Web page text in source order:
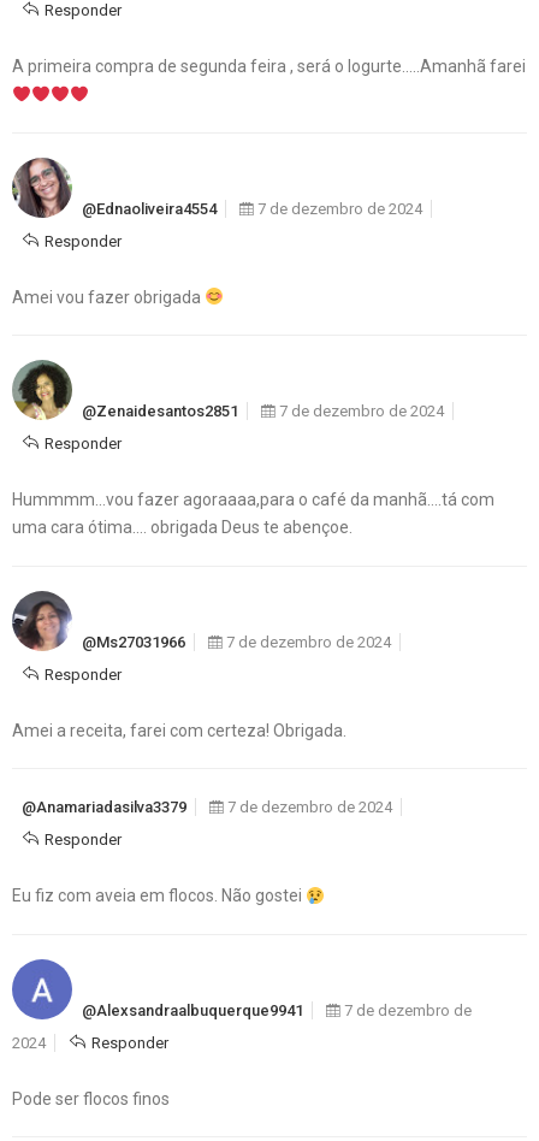
Responder
A primeira compra de segunda feira , será o Iogurte…..Amanhã farei
@ednaoliveira4554
7 de dezembro de 2024
Responder
Amei vou fazer obrigada
@zenaidesantos2851
7 de dezembro de 2024
Responder
Hummmm…vou fazer agoraaaa,para o café da manhã….tá com
uma cara ótima…. obrigada Deus te abençoe.
@Ms27031966
7 de dezembro de 2024
Responder
Amei a receita, farei com certeza! Obrigada.
@anamariadasilva3379
7 de dezembro de 2024
Responder
Eu fiz com aveia em flocos. Não gostei
@alexsandraalbuquerque9941
7 de dezembro de
2024
Responder
Pode ser flocos finos